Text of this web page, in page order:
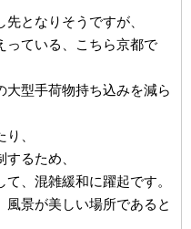
となりそうですが、
ている、こちら京都で
型手荷物持ち込みを減ら
、
るため、
、混雑緩和に躍起です。
景が美しい場所であると